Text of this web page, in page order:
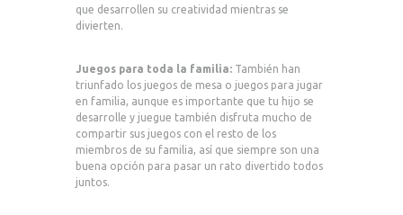
que desarrollen su creatividad mientras se
divierten.
Juegos para toda la familia: También han
triunfado los juegos de mesa o juegos para jugar
en familia, aunque es importante que tu hijo se
desarrolle y juegue también disfruta mucho de
compartir sus juegos con el resto de los
miembros de su familia, así que siempre son una
buena opción para pasar un rato divertido todos
juntos.